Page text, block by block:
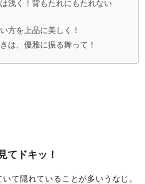
浅く！背もたれにもたれない
方を上品に美しく！
は、優雅に振る舞って！
てドキッ！
て隠れていることが多いうなじ。